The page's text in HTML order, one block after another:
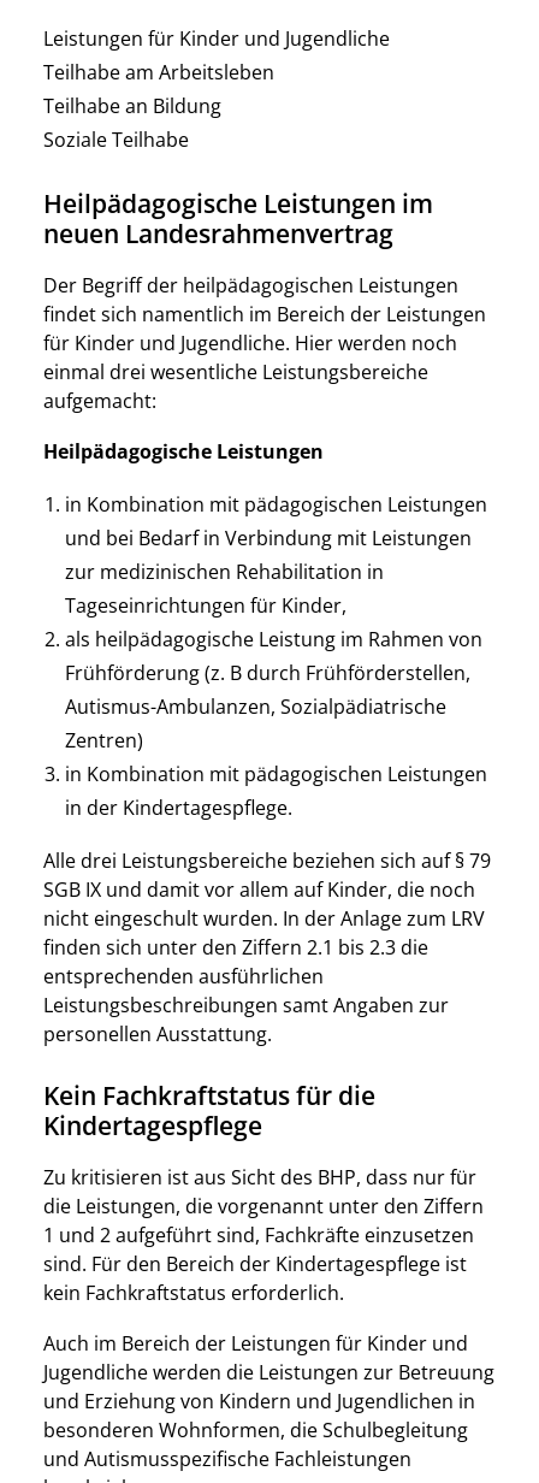
Leistungen für Kinder und Jugendliche
Teilhabe am Arbeitsleben
Teilhabe an Bildung
Soziale Teilhabe
Heilpädagogische Leistungen im
neuen Landesrahmenvertrag
Der Begriff der heilpädagogischen Leistungen
findet sich namentlich im Bereich der Leistungen
für Kinder und Jugendliche. Hier werden noch
einmal drei wesentliche Leistungsbereiche
aufgemacht:
Heilpädagogische Leistungen
in Kombination mit pädagogischen Leistungen
und bei Bedarf in Verbindung mit Leistungen
zur medizinischen Rehabilitation in
Tageseinrichtungen für Kinder,
als heilpädagogische Leistung im Rahmen von
Frühförderung (z. B durch Frühförderstellen,
Autismus-Ambulanzen, Sozialpädiatrische
Zentren)
in Kombination mit pädagogischen Leistungen
in der Kindertagespflege.
Alle drei Leistungsbereiche beziehen sich auf § 79
SGB IX und damit vor allem auf Kinder, die noch
nicht eingeschult wurden. In der Anlage zum LRV
finden sich unter den Ziffern 2.1 bis 2.3 die
entsprechenden ausführlichen
Leistungsbeschreibungen samt Angaben zur
personellen Ausstattung.
Kein Fachkraftstatus für die
Kindertagespflege
Zu kritisieren ist aus Sicht des BHP, dass nur für
die Leistungen, die vorgenannt unter den Ziffern
1 und 2 aufgeführt sind, Fachkräfte einzusetzen
sind. Für den Bereich der Kindertagespflege ist
kein Fachkraftstatus erforderlich.
Auch im Bereich der Leistungen für Kinder und
Jugendliche werden die Leistungen zur Betreuung
und Erziehung von Kindern und Jugendlichen in
besonderen Wohnformen, die Schulbegleitung
und Autismusspezifische Fachleistungen